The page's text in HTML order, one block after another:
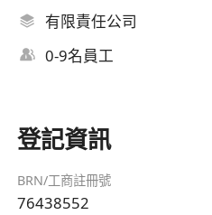
有限責任公司
0-9名員工
登記資訊
BRN/工商註冊號
76438552